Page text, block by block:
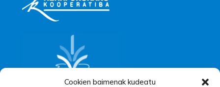
Cookien baimenak kudeatu